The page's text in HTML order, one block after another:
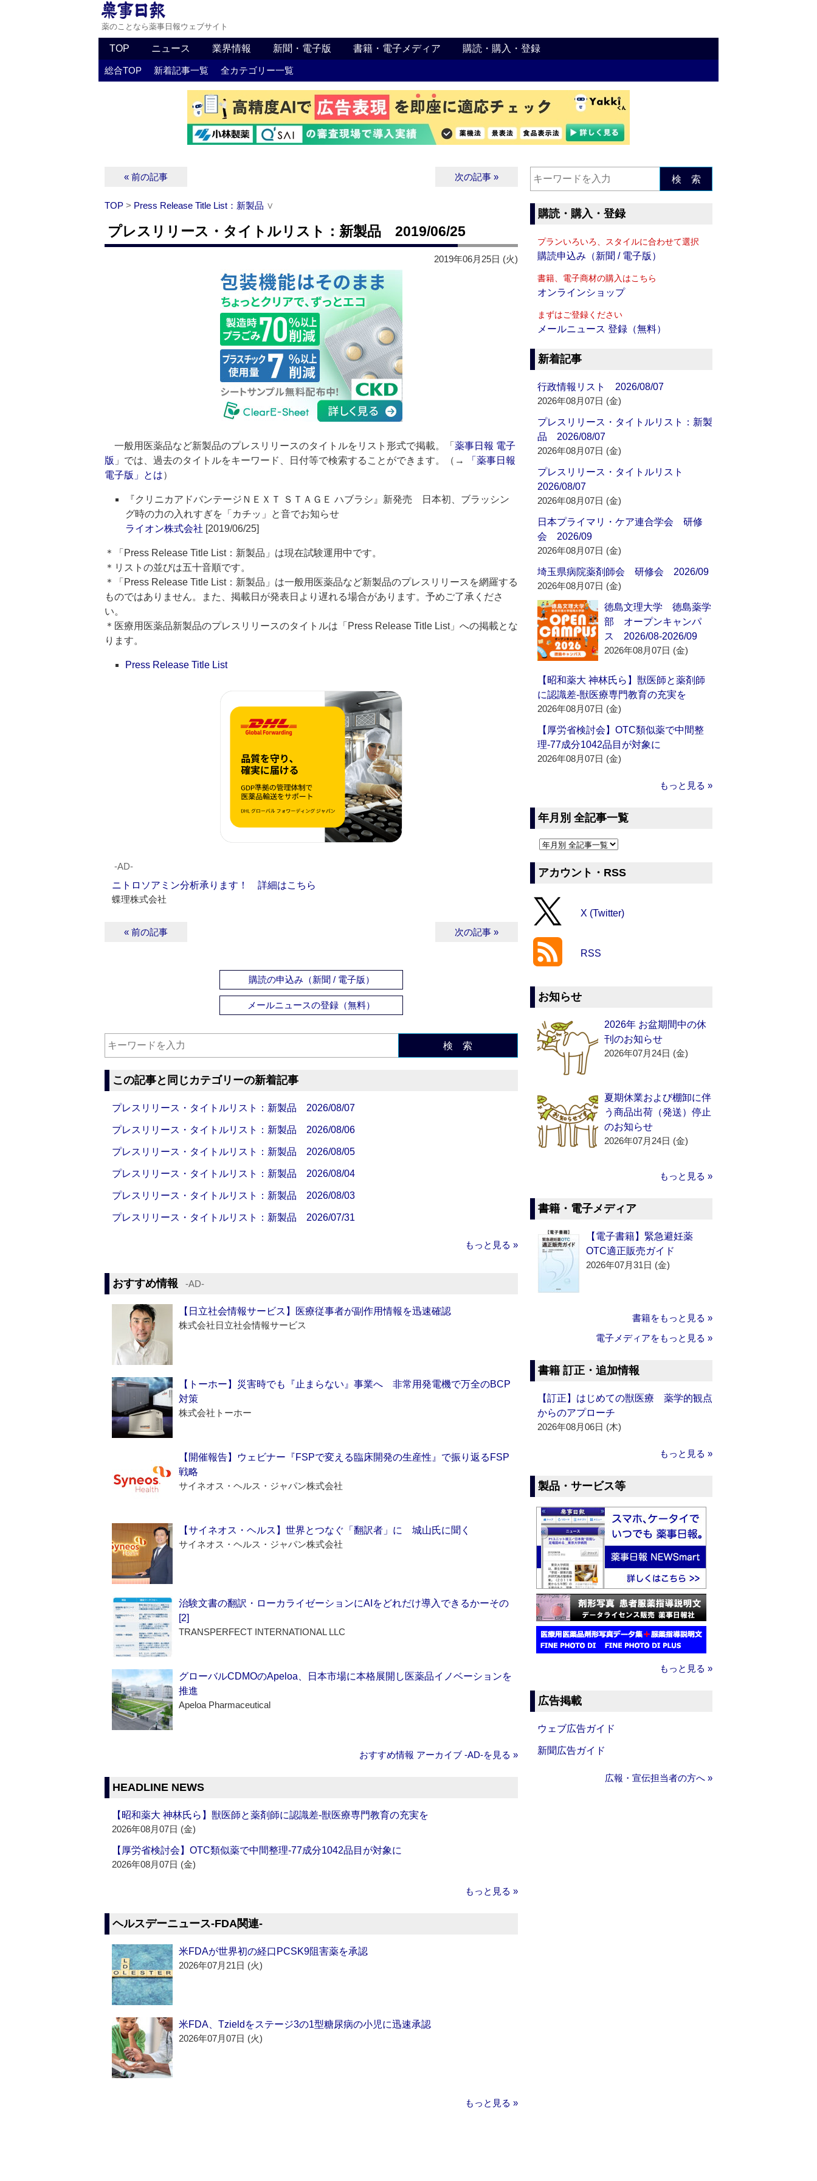
薬のことなら薬事日報ウェブサイト
TOP ニュース 業界情報 新聞・電子版 書籍・電子メディア 購読・購入・登録
総合TOP 新着記事一覧 全カテゴリー一覧
« 前の記事 次の記事 »
TOP > Press Release Title List：新製品 ∨
プレスリリース・タイトルリスト：新製品 2019/06/25
2019年06月25日 (火)
一般用医薬品など新製品のプレスリリースのタイトルをリスト形式で掲載。「 薬事日報 電子
版 」では、過去のタイトルをキーワード、日付等で検索することができます。（→
「薬事日報
電子版」とは）
『クリニカアドバンテージＮＥＸＴ ＳＴＡＧＥ ハブラシ』新発売 日本初、ブラッシン
グ時の力の入れすぎを「カチッ」と音でお知らせ
ライオン株式会社 [2019/06/25]
＊「Press Release Title List：新製品」は現在試験運用中です。
＊リストの並びは五十音順です。
＊「Press Release Title List：新製品」は一般用医薬品など新製品のプレスリリースを網羅する
ものではありません。また、掲載日が発表日より遅れる場合があります。予めご了承くださ
い。
＊医療用医薬品新製品のプレスリリースのタイトルは「Press Release Title List」への掲載とな
ります。
Press Release Title List
‐AD‐
ニトロソアミン分析承ります！ 詳細はこちら
蝶理株式会社
« 前の記事 次の記事 »
購読の申込み（新聞 / 電子版）
メールニュースの登録（無料）
検 索
この記事と同じカテゴリーの新着記事
プレスリリース・タイトルリスト：新製品 2026/08/07
プレスリリース・タイトルリスト：新製品 2026/08/06
プレスリリース・タイトルリスト：新製品 2026/08/05
プレスリリース・タイトルリスト：新製品 2026/08/04
プレスリリース・タイトルリスト：新製品 2026/08/03
プレスリリース・タイトルリスト：新製品 2026/07/31
もっと見る »
おすすめ情報 ‐AD‐
【日立社会情報サービス】医療従事者が副作用情報を迅速確認
株式会社日立社会情報サービス
【トーホー】災害時でも『止まらない』事業へ 非常用発電機で万全のBCP
対策
株式会社トーホー
【開催報告】ウェビナー『FSPで変える臨床開発の生産性』で振り返るFSP
戦略
サイネオス・ヘルス・ジャパン株式会社
【サイネオス・ヘルス】世界とつなぐ「翻訳者」に 城山氏に聞く
サイネオス・ヘルス・ジャパン株式会社
治験文書の翻訳・ローカライゼーションにAIをどれだけ導入できるかーその
[2]
TRANSPERFECT INTERNATIONAL LLC
グローバルCDMOのApeloa、日本市場に本格展開し医薬品イノベーションを
推進
Apeloa Pharmaceutical
おすすめ情報 アーカイブ ‐AD‐を見る »
HEADLINE NEWS
【昭和薬大 神林氏ら】獣医師と薬剤師に認識差‐獣医療専門教育の充実を
2026年08月07日 (金)
【厚労省検討会】OTC類似薬で中間整理‐77成分1042品目が対象に
2026年08月07日 (金)
もっと見る »
ヘルスデーニュース‐FDA関連‐
米FDAが世界初の経口PCSK9阻害薬を承認
2026年07月21日 (火)
米FDA、Tzieldをステージ3の1型糖尿病の小児に迅速承認
2026年07月07日 (火)
もっと見る »
検 索
購読・購入・登録
プランいろいろ、スタイルに合わせて選択
購読申込み（新聞 / 電子版）
書籍、電子商材の購入はこちら
オンラインショップ
まずはご登録ください
メールニュース 登録（無料）
新着記事
行政情報リスト 2026/08/07
2026年08月07日 (金)
プレスリリース・タイトルリスト：新製
品 2026/08/07
2026年08月07日 (金)
プレスリリース・タイトルリスト
2026/08/07
2026年08月07日 (金)
日本プライマリ・ケア連合学会 研修
会 2026/09
2026年08月07日 (金)
埼玉県病院薬剤師会 研修会 2026/09
2026年08月07日 (金)
徳島文理大学 徳島薬学
部 オープンキャンパ
ス 2026/08-2026/09
2026年08月07日 (金)
【昭和薬大 神林氏ら】獣医師と薬剤師
に認識差‐獣医療専門教育の充実を
2026年08月07日 (金)
【厚労省検討会】OTC類似薬で中間整
理‐77成分1042品目が対象に
2026年08月07日 (金)
もっと見る »
年月別 全記事一覧
アカウント・RSS
X (Twitter)
RSS
お知らせ
2026年 お盆期間中の休
刊のお知らせ
2026年07月24日 (金)
夏期休業および棚卸に伴
う商品出荷（発送）停止
のお知らせ
2026年07月24日 (金)
もっと見る »
書籍・電子メディア
【電子書籍】緊急避妊薬
OTC適正販売ガイド
2026年07月31日 (金)
書籍をもっと見る »
電子メディアをもっと見る »
書籍 訂正・追加情報
【訂正】はじめての獣医療 薬学的観点
からのアプローチ
2026年08月06日 (木)
もっと見る »
製品・サービス等
もっと見る »
広告掲載
ウェブ広告ガイド
新聞広告ガイド
広報・宣伝担当者の方へ »